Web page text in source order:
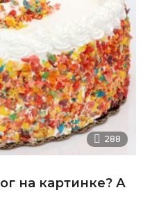
288
на картинке? А